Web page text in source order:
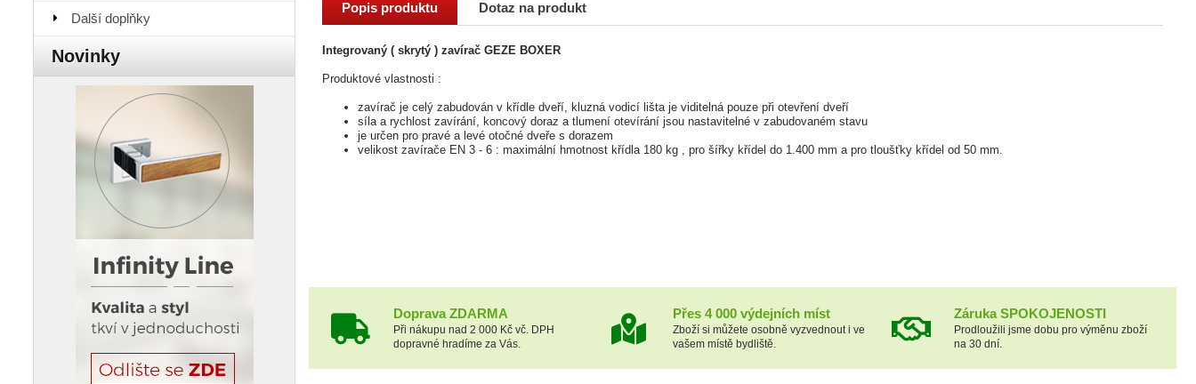
Další doplňky
Novinky
Popis produktu Dotaz na produkt
Integrovaný ( skrytý ) zavírač GEZE BOXER
Produktové vlastnosti :
zavírač je celý zabudován v křídle dveří, kluzná vodicí lišta je viditelná pouze při otevření dveří
síla a rychlost zavírání, koncový doraz a tlumení otevírání jsou nastavitelné v zabudovaném stavu
je určen pro pravé a levé otočné dveře s dorazem
velikost zavírače EN 3 - 6 : maximální hmotnost křídla 180 kg , pro šířky křídel do 1.400 mm a pro tloušťky křídel od 50 mm.
Doprava ZDARMA
Při nákupu nad 2 000 Kč vč. DPH
dopravné hradíme za Vás.
Přes 4 000 výdejních míst
Zboží si můžete osobně vyzvednout i ve
vašem místě bydliště.
Záruka SPOKOJENOSTI
Prodloužili jsme dobu pro výměnu zboží
na 30 dní.